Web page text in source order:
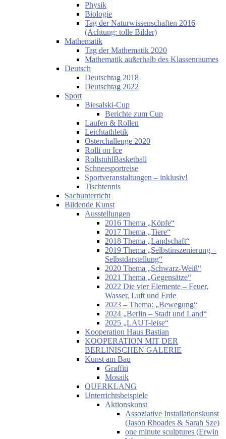
Physik
Biologie
Tag der Naturwissenschaften 2016
(Achtung: tolle Bilder)
Mathematik
Tag der Mathematik 2020
Mathematik außerhalb des Klassenraumes
Deutsch
Deutschtag 2018
Deutschtag 2022
Sport
Biesalski-Cup
Berichte zum Cup
Laufen & Rollen
Leichtathletik
Osterchallenge 2020
Rolli on Ice
RollstuhlBasketball
Schneesportreise
Sportveranstaltungen – inklusiv!
Tischtennis
Sachunterricht
Bildende Kunst
Ausstellungen
2016 Thema „Köpfe“
2017 Thema „Tiere“
2018 Thema „Landschaft“
2019 Thema „Selbstinszenierung –
Selbstdarstellung“
2020 Thema „Schwarz-Weiß“
2021 Thema „Gegensätze“
2022 Die vier Elemente – Feuer,
Wasser, Luft und Erde
2023 – Thema: „Bewegung“
2024 „Berlin – Stadt und Land“
2025 „LAUT-leise“
Kooperation Haus Bastian
KOOPERATION MIT DER
BERLINISCHEN GALERIE
Kunst am Bau
Graffiti
Mosaik
QUERKLANG
Unterrichtsbeispiele
Aktionskunst
Assoziative Installationskunst
(Jason Rhoades & Sarah Sze)
one minute sculptures (Erwin